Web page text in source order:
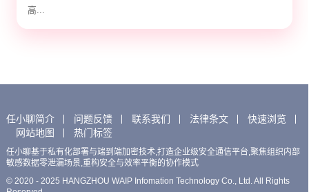
高...
任小聊简介 问题反馈 联系我们 法律条文
快速浏览
网站地图
热门标签
任小聊基于私有化部署与端到端加密技术,打造企业级安全通信平台,聚焦组织内部
敏感数据零泄漏场景,重构安全与效率平衡的协作模式
© 2020 - 2025 HANGZHOU WAIP Infomation Technology Co., Ltd. All Rights